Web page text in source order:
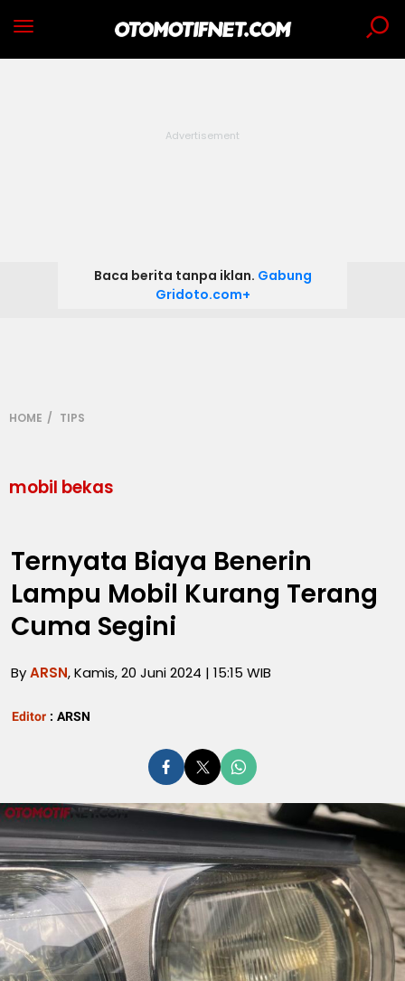
Baca berita tanpa iklan. Gabung
Gridoto.com+
HOME TIPS
mobil bekas
Ternyata Biaya Benerin
Lampu Mobil Kurang Terang
Cuma Segini
ByARSN, Kamis, 20 Juni 2024 | 15:15 WIB
Editor : ARSN